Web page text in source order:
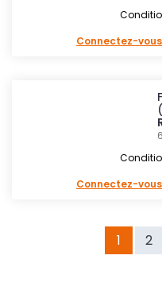
Connectez-vous
Connectez-vous
1 2